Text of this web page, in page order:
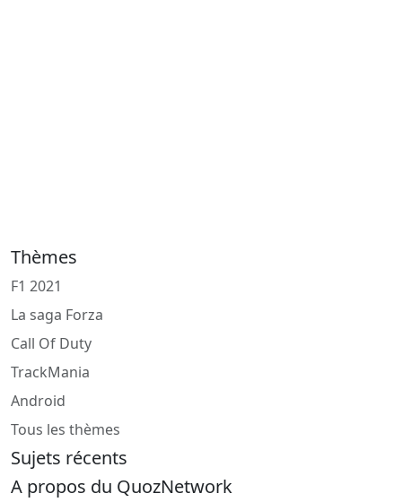
Thèmes
F1 2021
La saga Forza
Call Of Duty
TrackMania
Android
Tous les thèmes
Sujets récents
A propos du QuozNetwork